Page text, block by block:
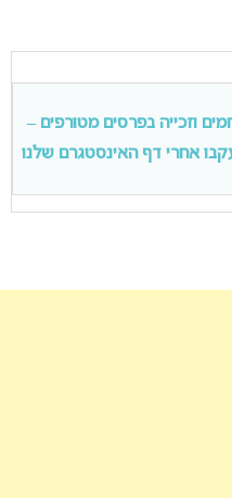
וזכייה בפרסים מטורפים –
אחרי דף האינסטגרם שלנו